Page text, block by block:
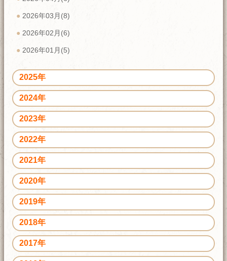
2026年03月(8)
2026年02月(6)
2026年01月(5)
2025年
2024年
2023年
2022年
2021年
2020年
2019年
2018年
2017年